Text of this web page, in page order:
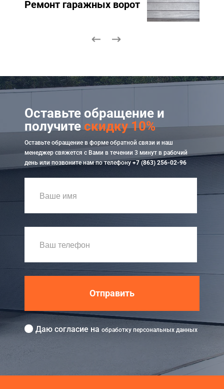
Ремонт гаражных ворот
Оставьте обращение и
получитескидку 10%
Оставьте обращение в форме обратной связи и наш
менеджер свяжется с Вами в течении 3 минут в рабочий
день или позвоните нам по телефону+7 (863) 256-02-96
Отправить
Даю согласие на обработку персональных данных